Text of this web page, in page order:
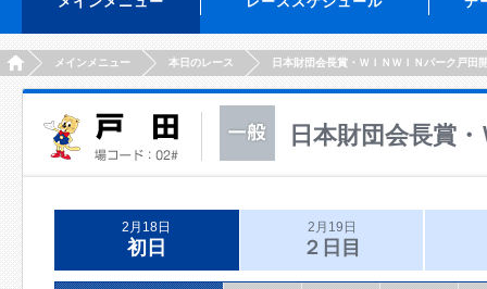
HOMEメインメニュー 本日のレース 日本財団会長賞・ＷＩＮＷＩＮパーク戸田
日本財団会長賞
2月18日
初日
2月19日
２日目